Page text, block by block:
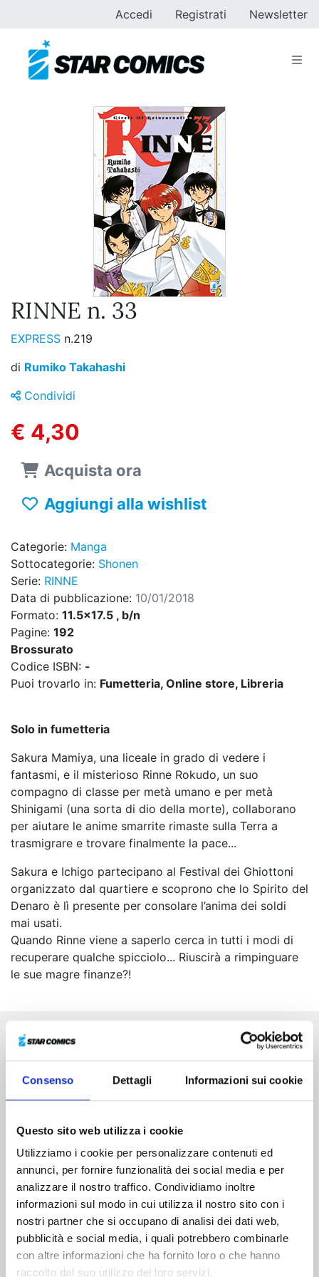
Consenso Dettagli Informazioni sui cookie
Questo sito web utilizza i cookie
Utilizziamo i cookie per personalizzare contenuti ed
annunci, per fornire funzionalità dei social media e per
analizzare il nostro traffico. Condividiamo inoltre
informazioni sul modo in cui utilizza il nostro sito con i
nostri partner che si occupano di analisi dei dati web,
pubblicità e social media, i quali potrebbero combinarle
con altre informazioni che ha fornito loro o che hanno
raccolto dal suo utilizzo dei loro servizi.
Accedi Registrati Newsletter
RINNE n. 33
EXPRESS n.219
di Rumiko Takahashi
Condividi
€ 4,30
Acquista ora
Aggiungi alla wishlist
Categorie: Manga
Sottocategorie: Shonen
Serie: RINNE
Data di pubblicazione: 10/01/2018
Formato: 11.5x17.5 , b/n
Pagine: 192
Brossurato
Codice ISBN: -
Puoi trovarlo in: Fumetteria, Online store, Libreria
Solo in fumetteria
Sakura Mamiya, una liceale in grado di vedere i
fantasmi, e il misterioso Rinne Rokudo, un suo
compagno di classe per metà umano e per metà
Shinigami (una sorta di dio della morte), collaborano
per aiutare le anime smarrite rimaste sulla Terra a
trasmigrare e trovare finalmente la pace...
Sakura e Ichigo partecipano al Festival dei Ghiottoni
organizzato dal quartiere e scoprono che lo Spirito del
Denaro è lì presente per consolare l’anima dei soldi
mai usati.
Quando Rinne viene a saperlo cerca in tutti i modi di
recuperare qualche spicciolo... Riuscirà a rimpinguare
le sue magre finanze?!
Altri volumi della serie